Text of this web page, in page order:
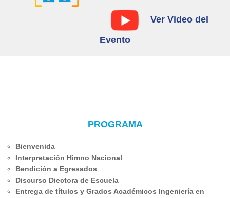
Ver Video del
Evento
PROGRAMA
Bienvenida
Interpretación Himno Nacional
Bendición a Egresados
Discurso Diectora de Escuela
Entrega de títulos y Grados Académicos Ingeniería en